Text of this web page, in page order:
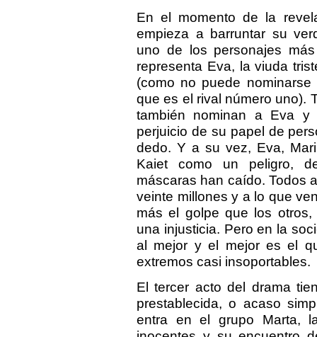
En el momento de la
empieza a barruntar su
uno de los personajes
representa Eva, la viuda
(como no puede
que es el rival número uno).
también nominan a Eva
perjuicio de su papel de
dedo. Y a su vez, Eva,
Kaiet como un peligro,
máscaras han caído. Todos
veinte millones y a lo que
más el golpe que los
una injusticia. Pero en la
al mejor y el mejor es el
extremos casi insoportables.
El tercer acto del drama
prestablecida, o acaso
entra en el grupo Marta,